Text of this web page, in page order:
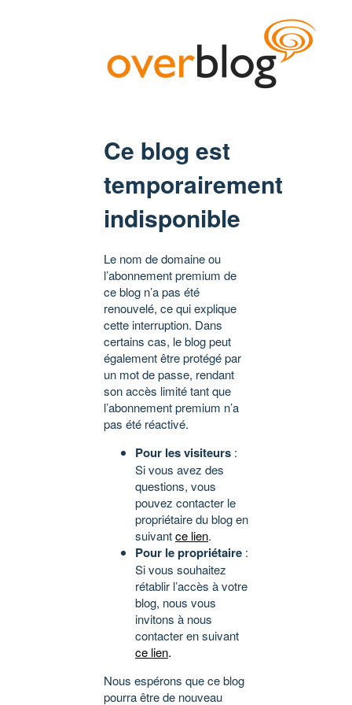
Ce blog est
temporairement
indisponible
Le nom de domaine ou
l’abonnement premium de
ce blog n’a pas été
renouvelé, ce qui explique
cette interruption. Dans
certains cas, le blog peut
également être protégé par
un mot de passe, rendant
son accès limité tant que
l’abonnement premium n’a
pas été réactivé.
Pour les visiteurs :
Si vous avez des
questions, vous
pouvez contacter le
propriétaire du blog en
suivantce lien.
Pour le propriétaire :
Si vous souhaitez
rétablir l’accès à votre
blog, nous vous
invitons à nous
contacter en suivant
ce lien.
Nous espérons que ce blog
pourra être de nouveau